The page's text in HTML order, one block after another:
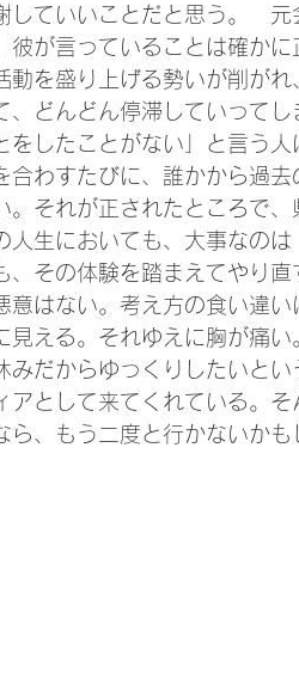
ていいことだと思う。　元
が言っていることは確かに
を盛り上げる勢いが削がれ
どんどん停滞していってし
したことがない」と言う人
わすたびに、誰かから過去
それが正されたところで、
生においても、大事なのは
その体験を踏まえてやり直
はない。考え方の食い違い
える。それゆえに胸が痛い
だからゆっくりしたいとい
として来てくれている。そ
、もう二度と行かないかも